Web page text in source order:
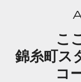
こ
錦糸町ス
コ